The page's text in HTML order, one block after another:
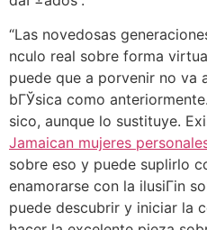
“Las novedosas
nculo real sobre forma
puede que a porvenir no va
bГЎsica como
sico, aunque lo sustituye.
Jamaican mujeres
sobre eso y puede suplirlo
enamorarse con la ilusiГіn
puede descubrir y iniciar la